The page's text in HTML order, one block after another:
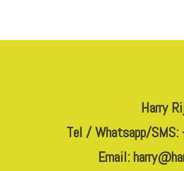
Harry
Tel / Whatsapp/
Email: